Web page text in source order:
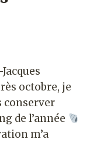
octobre, je
conserver
de l’année
m’a